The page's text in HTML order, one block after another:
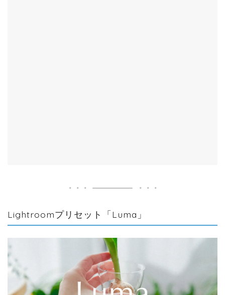
Lightroomプリセット「Luma」